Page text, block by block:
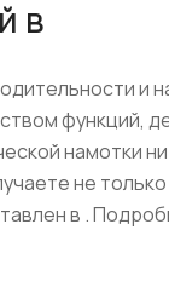
в
и
функций,
намотки
не
в .